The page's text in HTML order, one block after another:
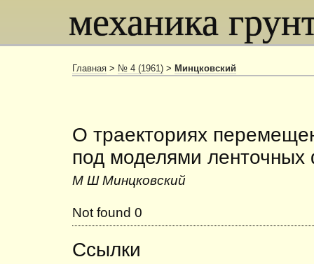
механика
Главная > № 4 (1961) > Минцковский
О траекториях
под моделями
М Ш Минцковский
Not found 0
Ссылки